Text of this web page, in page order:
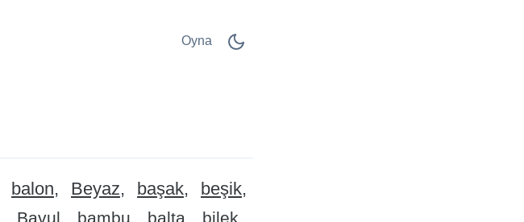
Oyna
balon Beyaz başak beşik
Bavul bambu balta
bilek